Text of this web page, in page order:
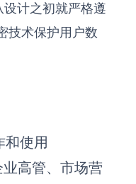
计之初就严格遵
技术保护用户数
和使用
高管、市场营